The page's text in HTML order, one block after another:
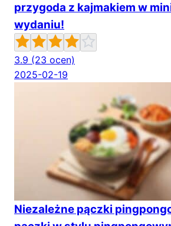
przygoda z kajmakiem w
wydaniu!
3.9 (23 ocen)
2025-02-19
Niezależne pączki